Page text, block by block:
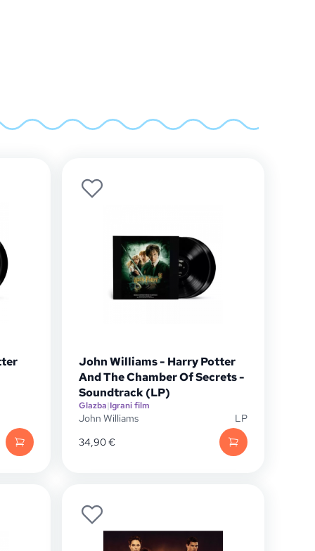
John Williams - Harry Potter
And The Chamber Of Secrets -
Soundtrack (LP)
Glazba|Igrani film
John Williams
LP
34,90€